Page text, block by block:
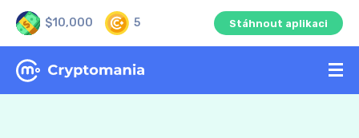
$10,000 5 Stáhnout aplikaci